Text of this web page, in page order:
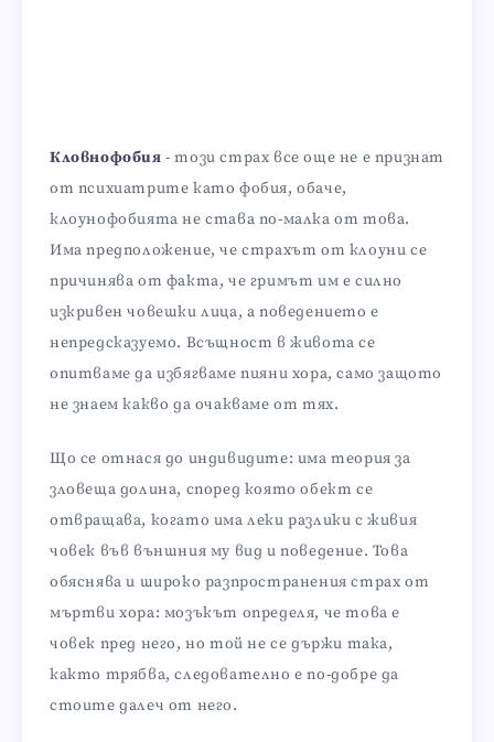
Кловнофобия - този страх все още не е признат
от психиатрите като фобия, обаче,
клоунофобията не става по-малка от това.
Има предположение, че страхът от клоуни се
причинява от факта, че гримът им е силно
изкривен човешки лица, а поведението е
непредсказуемо. Всъщност в живота се
опитваме да избягваме пияни хора, само защото
не знаем какво да очакваме от тях.
Що се отнася до индивидите: има теория за
зловеща долина, според която обект се
отвращава, когато има леки разлики с живия
човек във външния му вид и поведение. Това
обяснява и широко разпространения страх от
мъртви хора: мозъкът определя, че това е
човек пред него, но той не се държи така,
както трябва, следователно е по-добре да
стоите далеч от него.